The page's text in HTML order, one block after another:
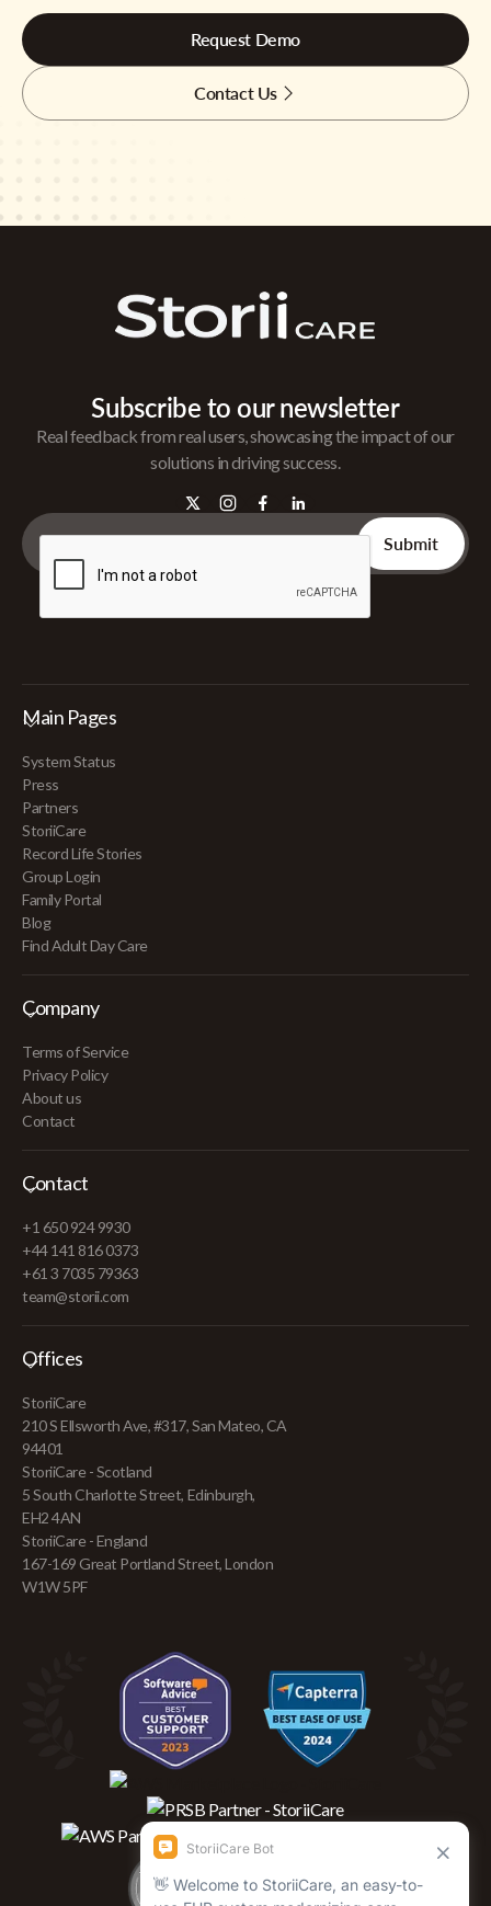
Request Demo
Contact Us
Subscribe to our newsletter
Real feedback from real users, showcasing the impact of our
solutions in driving success.
Main Pages
System Status
Press
Partners
StoriiCare
Record Life Stories
Group Login
Family Portal
Blog
Find Adult Day Care
Company
Terms of Service
Privacy Policy
About us
Contact
Contact
+1 650 924 9930
+44 141 816 0373
+61 3 7035 79363
team@storii.com
Offices
StoriiCare
210 S Ellsworth Ave, #317, San Mateo, CA
94401
StoriiCare - Scotland
5 South Charlotte Street, Edinburgh,
EH2 4AN
StoriiCare - England
167-169 Great Portland Street, London
W1W 5PF